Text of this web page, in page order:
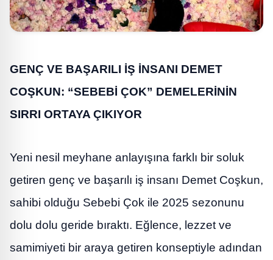
GENÇ VE BAŞARILI İŞ İNSANI DEMET
COŞKUN: “SEBEBİ ÇOK” DEMELERİNİN
SIRRI ORTAYA ÇIKIYOR
Yeni nesil meyhane anlayışına farklı bir soluk
getiren genç ve başarılı iş insanı Demet Coşkun,
sahibi olduğu Sebebi Çok ile 2025 sezonunu
dolu dolu geride bıraktı. Eğlence, lezzet ve
samimiyeti bir araya getiren konseptiyle adından